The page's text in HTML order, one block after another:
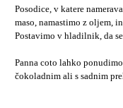
Posodice, v katere
maso, namastimo z oljem,
Postavimo v hladilnik, da
Panna coto lahko
čokoladnim ali s sadnim